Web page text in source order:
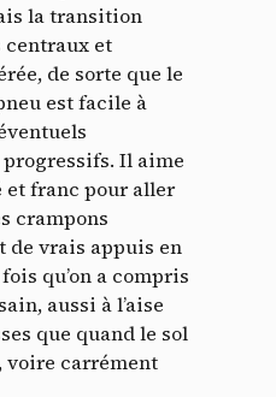
la transition
centraux et
de sorte que le
est facile à
progressifs. Il aime
et franc pour aller
crampons
de vrais appuis en
qu’on a compris
aussi à l’aise
que quand le sol
voire carrément